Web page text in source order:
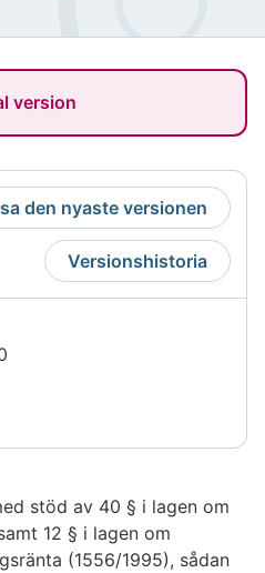
version
den nyaste versionen
Versionshistoria
stöd av 40 § i lagen om
12 § i lagen om
(1556/1995), sådan